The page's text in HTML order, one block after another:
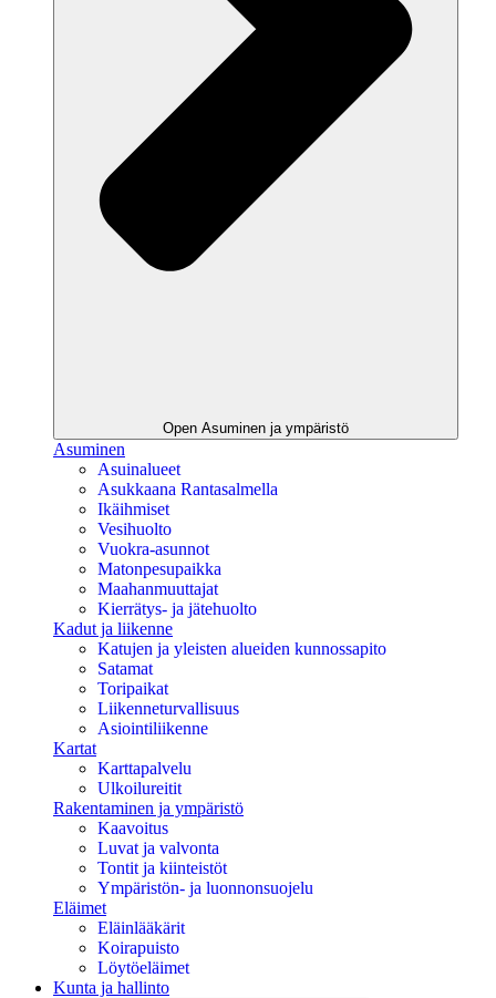
Open Asuminen ja ympäristö
Asuminen
Asuinalueet
Asukkaana Rantasalmella
Ikäihmiset
Vesihuolto
Vuokra-asunnot
Matonpesupaikka
Maahanmuuttajat
Kierrätys- ja jätehuolto
Kadut ja liikenne
Katujen ja yleisten alueiden kunnossapito
Satamat
Toripaikat
Liikenneturvallisuus
Asiointiliikenne
Kartat
Karttapalvelu
Ulkoilureitit
Rakentaminen ja ympäristö
Kaavoitus
Luvat ja valvonta
Tontit ja kiinteistöt
Ympäristön- ja luonnonsuojelu
Eläimet
Eläinlääkärit
Koirapuisto
Löytöeläimet
Kunta ja hallinto